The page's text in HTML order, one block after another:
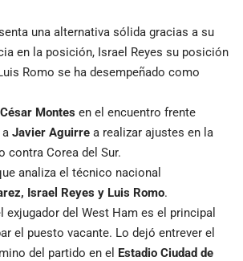
una alternativa sólida gracias a su
en la posición, Israel Reyes su posición
Romo se ha desempeñado como
César Montes en el encuentro frente
Javier Aguirre a realizar ajustes en la
contra Corea del Sur.
analiza el técnico nacional
Israel Reyes y Luis Romo.
exjugador del West Ham es el principal
el puesto vacante. Lo dejó entrever el
del partido en el Estadio Ciudad de